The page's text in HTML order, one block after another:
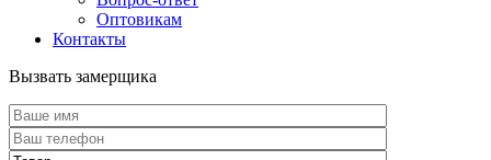
Оптовикам
Контакты
Вызвать замерщика